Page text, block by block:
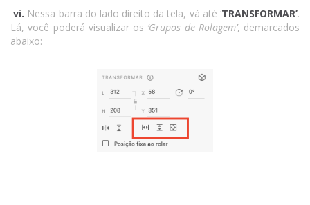
vi. Nessa barra do lado direito da tela, vá até ‘TRANSFORMAR’.
Lá, você poderá visualizar os ‘Grupos de Rolagem’, demarcados
abaixo: